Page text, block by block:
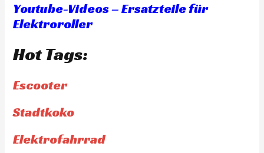
Youtube-Videos – Ersatzteile für
Elektroroller
Hot Tags:
Escooter
Stadtkoko
Elektrofahrrad